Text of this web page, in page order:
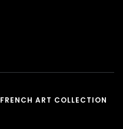
FRENCH ART COLLECTION